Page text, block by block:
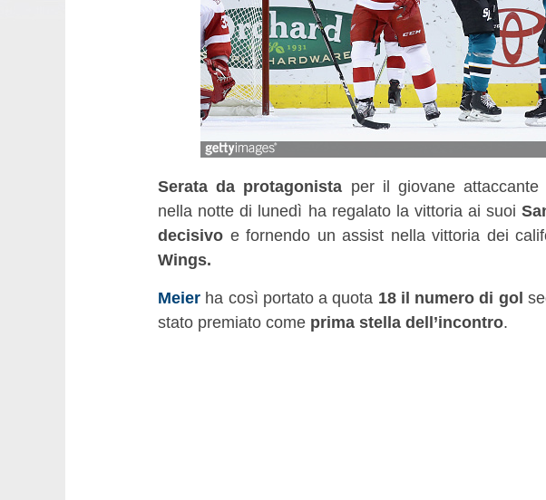
Serata da protagonista per il giovane attaccante
nella notte di lunedì ha regalato la vittoria ai suoi
decisivo e fornendo un assist nella vittoria dei
Wings.
Meier ha così portato a quota 18 il numero di gol
stato premiato come prima stella dell’incontro.